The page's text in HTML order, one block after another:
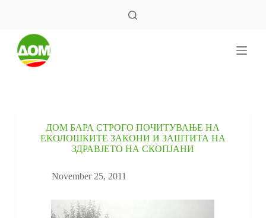
ДОМ БАРА СТРОГО ПОЧИТУВАЊЕ НА
ЕКОЛОШКИТЕ ЗАКОНИ И ЗАШТИТА НА
ЗДРАВЈЕТО НА СКОПЈАНИ
November 25, 2011